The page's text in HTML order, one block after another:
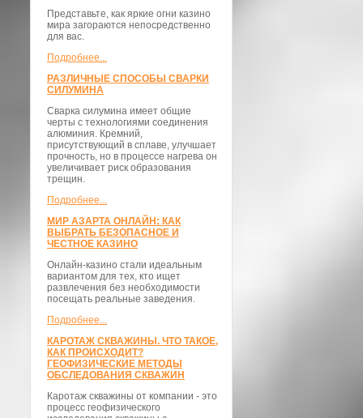
Представьте, как яркие огни казино
мира загораются непосредственно
для вас.
Подробнее...
РАЗЛИЧНЫЕ СПОСОБЫ СВАРКИ
СИЛУМИНА
Сварка силумина имеет общие
черты с технологиями соединения
алюминия. Кремний,
присутствующий в сплаве, улучшает
прочность, но в процессе нагрева он
увеличивает риск образования
трещин.
Подробнее...
МИР АЗАРТА ОНЛАЙН: КАК
ВЫБРАТЬ БЕЗОПАСНОЕ И
ЧЕСТНОЕ КАЗИНО
Онлайн-казино стали идеальным
вариантом для тех, кто ищет
развлечения без необходимости
посещать реальные заведения.
Подробнее...
КАРОТАЖ СКВАЖИНЫ. ЧТО ТАКОЕ,
КАК ПРОИСХОДИТ?
ГЕОФИЗИЧЕСКИЕ МЕТОДЫ
ОБСЛЕДОВАНИЯ СКВАЖИН
Каротаж скважины от компании - это
процесс геофизического